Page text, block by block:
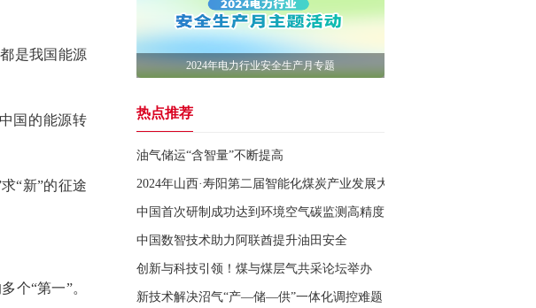
是我国能源
国的能源转
“新”的征途
个“第一”。
2024年电力行业安全生产月专题
热点推荐
油气储运“含智量”不断提高
2024年山西·寿阳第二届智能化煤炭产业发展大会举办
中国首次研制成功达到环境空气碳监测高精度要求的标准物质
中国数智技术助力阿联酋提升油田安全
创新与科技引领！煤与煤层气共采论坛举办
新技术解决沼气“产—储—供”一体化调控难题